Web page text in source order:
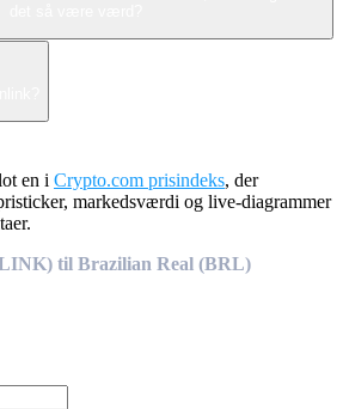
en i Crypto.com prisindeks, der
markedsværdi og live-diagrammer
til Brazilian Real (BRL)